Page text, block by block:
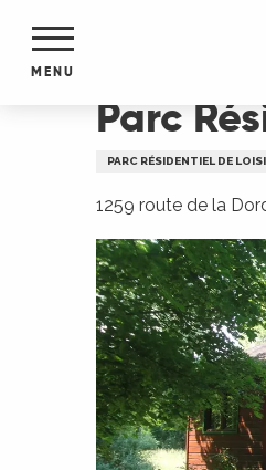
contenu
MENU
Parc
PARC RÉSIDENTIEL DE
1259 route de la